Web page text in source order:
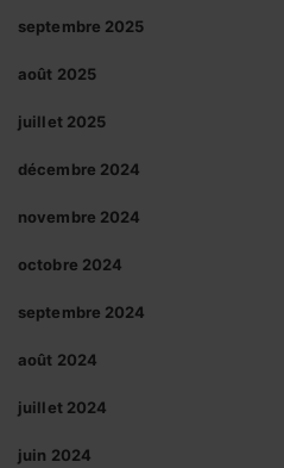
septembre 2025
août 2025
juillet 2025
décembre 2024
novembre 2024
octobre 2024
septembre 2024
août 2024
juillet 2024
juin 2024